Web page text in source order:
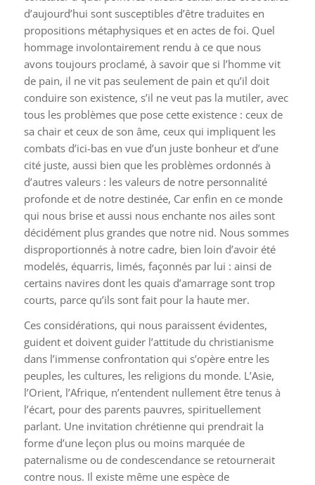
d’aujourd’hui sont susceptibles d’être traduites en
propositions métaphysiques et en actes de foi. Quel
hommage involontairement rendu à ce que nous
avons toujours proclamé, à savoir que si l’homme vit
de pain, il ne vit pas seulement de pain et qu’il doit
conduire son existence, s’il ne veut pas la mutiler, avec
tous les problèmes que pose cette existence : ceux de
sa chair et ceux de son âme, ceux qui impliquent les
combats d’ici-bas en vue d’un juste bonheur et d’une
cité juste, aussi bien que les problèmes ordonnés à
d’autres valeurs : les valeurs de notre personnalité
profonde et de notre destinée, Car enfin en ce monde
qui nous brise et aussi nous enchante nos ailes sont
décidément plus grandes que notre nid. Nous sommes
disproportionnés à notre cadre, bien loin d’avoir été
modelés, équarris, limés, façonnés par lui : ainsi de
certains navires dont les quais d’amarrage sont trop
courts, parce qu’ils sont fait pour la haute mer.
Ces considérations, qui nous paraissent évidentes,
guident et doivent guider l’attitude du christianisme
dans l’immense confrontation qui s’opère entre les
peuples, les cultures, les religions du monde. L’Asie,
l’Orient, l’Afrique, n’entendent nullement être tenus à
l’écart, pour des parents pauvres, spirituellement
parlant. Une invitation chrétienne qui prendrait la
forme d’une leçon plus ou moins marquée de
paternalisme ou de condescendance se retournerait
contre nous. Il existe même une espèce de